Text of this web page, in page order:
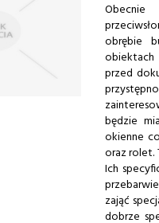
obrębie
obiektach
przed
będzie
okienne
oraz rolet.
Ich
zająć
dobrze